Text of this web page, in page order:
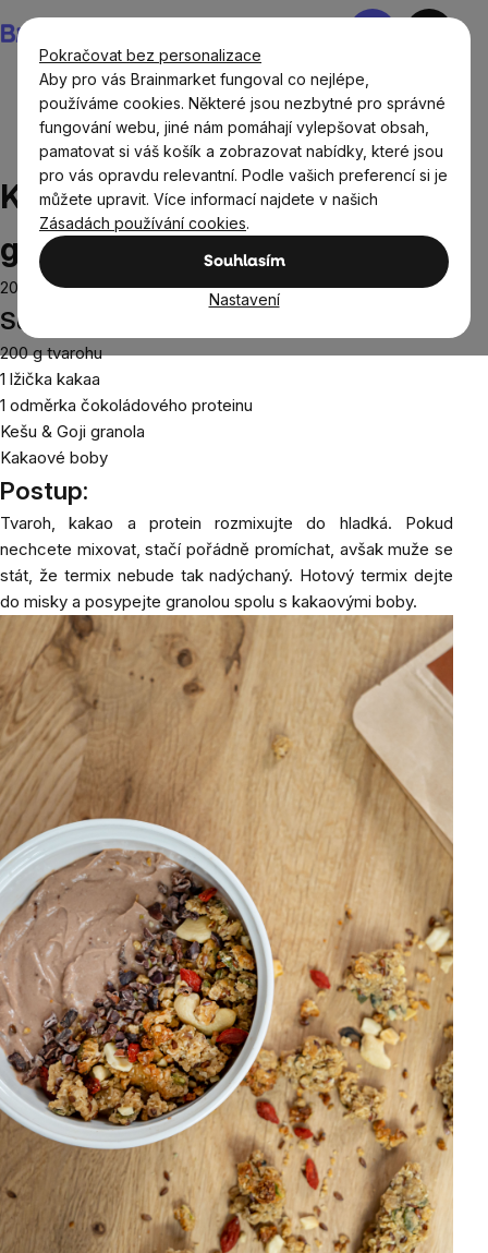
Pokračovat bez personalizace
Aby pro vás Brainmarket fungoval co nejlépe,
používáme cookies. Některé jsou nezbytné pro správné
fungování webu, jiné nám pomáhají vylepšovat obsah,
pamatovat si váš košík a zobrazovat nabídky, které jsou
pro vás opravdu relevantní. Podle vašich preferencí si je
můžete upravit. Více informací najdete v našich
Zásadách používání cookies.
Souhlasím
Nastavení
na
obsah
Nákupní
Recepty Snídaně
Kakaový termix s křupavou
granolou
Kakaový termix s křupavou
granolou
20.7.2022
Suroviny:
200 g tvarohu
1 lžička kakaa
1 odměrka čokoládového proteinu
Kešu & Goji granola
Kakaové boby
Postup:
Tvaroh, kakao a protein rozmixujte do hladká. Pokud
nechcete mixovat, stačí pořádně promíchat, avšak muže se
stát, že termix nebude tak nadýchaný. Hotový termix dejte
do misky a posypejte granolou spolu s kakaovými boby.